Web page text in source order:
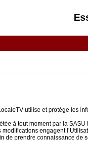
utilise et protège les
à tout moment par la
engagent
de prendre connaissance de